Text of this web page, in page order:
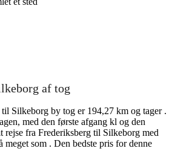
af tog
Silkeborg by tog er 194,27 km og tager .
med den første afgang kl og den
rejse fra Frederiksberg til Silkeborg med
meget som . Den bedste pris for denne